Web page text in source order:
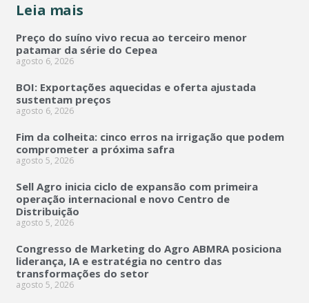
Leia mais
Preço do suíno vivo recua ao terceiro menor
patamar da série do Cepea
agosto 6, 2026
BOI: Exportações aquecidas e oferta ajustada
sustentam preços
agosto 6, 2026
Fim da colheita: cinco erros na irrigação que podem
comprometer a próxima safra
agosto 5, 2026
Sell Agro inicia ciclo de expansão com primeira
operação internacional e novo Centro de
Distribuição
agosto 5, 2026
Congresso de Marketing do Agro ABMRA posiciona
liderança, IA e estratégia no centro das
transformações do setor
agosto 5, 2026